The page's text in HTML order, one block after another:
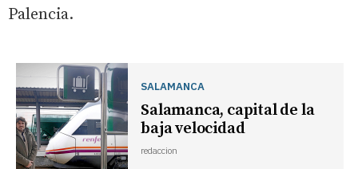
Palencia.
SALAMANCA
Salamanca, capital de la
baja velocidad
redaccion